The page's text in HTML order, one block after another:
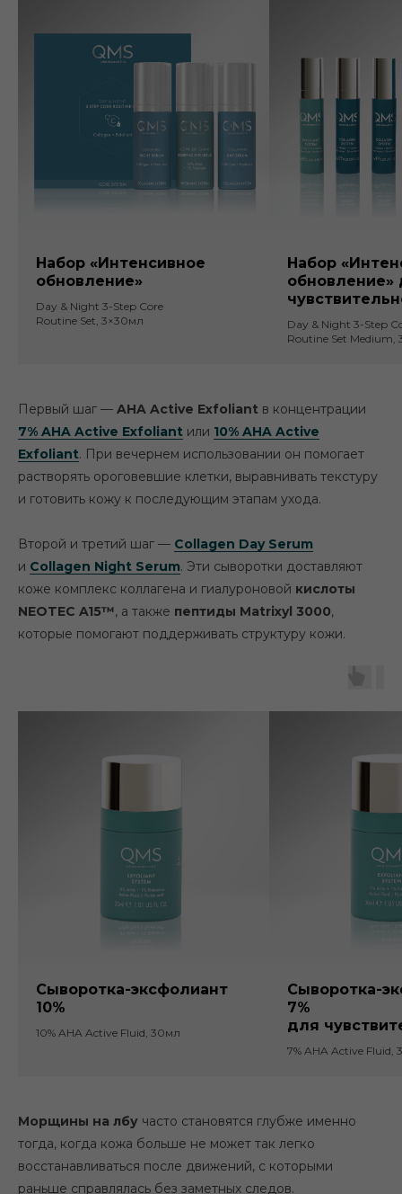
Набор «Интенсивное
обновление»
Day & Night 3-Step Core
Routine Set, 3×30мл
Набор
обновление»
Day & Night 3-Step
Routine Set Medium,
Первый шаг — AHA Active Exfoliant в концентрации
7% AHA Active Exfoliant или 10% AHA Active
Exfoliant. При вечернем использовании он помогает
растворять ороговевшие клетки, выравнивать текстуру
и готовить кожу к последующим этапам ухода.
Второй и третий шаг — Collagen Day Serum
и Collagen Night Serum. Эти сыворотки доставляют
коже комплекс коллагена и гиалуроновой кислоты
NEOTEC A15™, а также пептиды Matrixyl 3000,
которые помогают поддерживать структуру кожи.
Сыворотка-эксфолиант
1 0%
10% AHA Active Fluid, 30мл
Сыворотка-
7%
для чу
7% AHA Active Fluid,
Морщины на лбу часто становятся глубже именно
тогда, когда кожа больше не может так легко
восстанавливаться после движений, с которыми
раньше справлялась без заметных следов.